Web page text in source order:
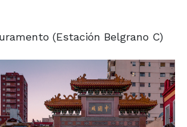
(Estación Belgrano C)